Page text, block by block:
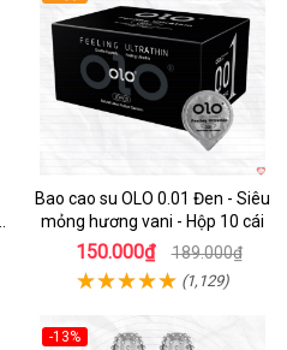
Bao cao su OLO 0.01 Đen - Siêu
mỏng hương vani - Hộp 10 cái
150.000₫ 189.000₫
(1,129)
-13%